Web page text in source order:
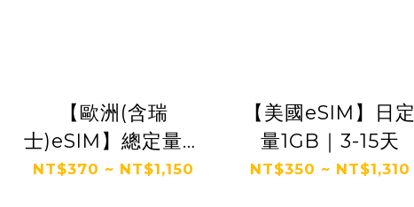
【歐洲(含瑞
士)eSIM】總定量｜
10-30天
NT$370 ~ NT$1,150
【美國eSIM】日定
量1GB｜3-15天
NT$350 ~ NT$1,310